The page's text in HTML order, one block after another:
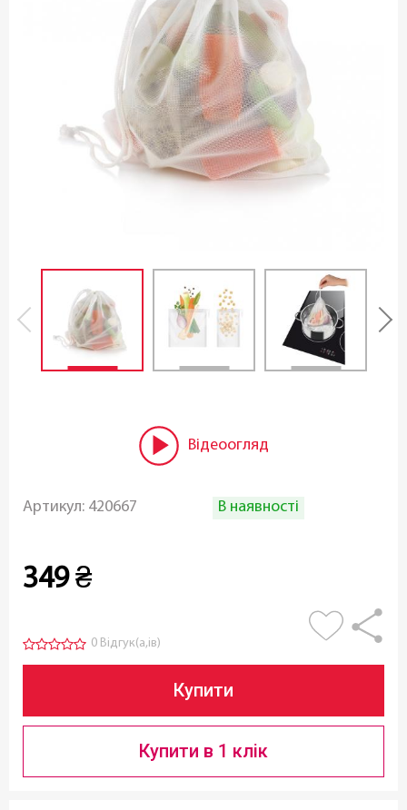
Відеоогляд
Артикул: 420667 В наявності
349 ₴
0 Відгук(а,ів)
Купити
Купити в 1 клік